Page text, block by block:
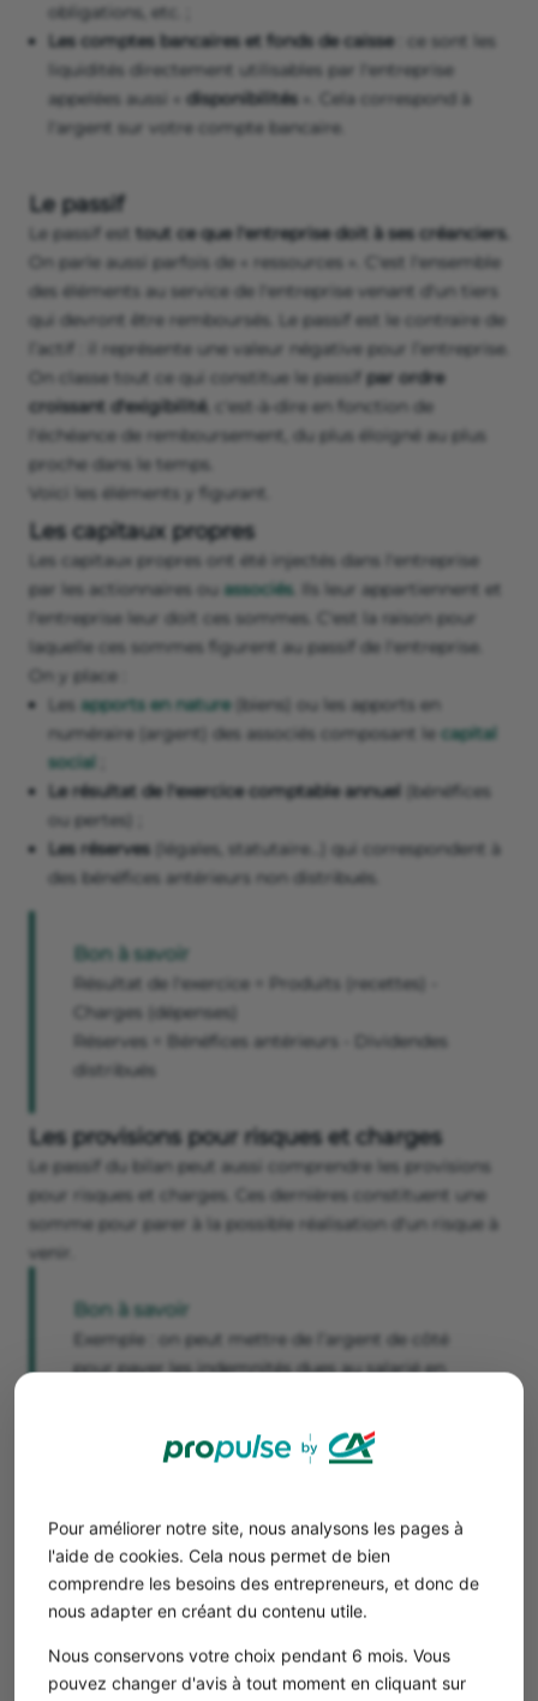
Pour améliorer notre site, nous analysons les pages à
l'aide de cookies. Cela nous permet de bien
comprendre les besoins des entrepreneurs, et donc de
nous adapter en créant du contenu utile.
Nous conservons votre choix pendant 6 mois. Vous
pouvez changer d'avis à tout moment en cliquant sur
obligations, etc. ;
Les comptes bancaires et fonds de caisse
: ce sont les
liquidités directement utilisables par l'entreprise
appelées aussi « disponibilités ». Cela correspond à
l'argent sur votre compte bancaire.
Le passif
Le passif est tout ce que l'entreprise doit à ses créanciers.
On parle aussi parfois de « ressources ». C'est l'ensemble
des éléments au service de l'entreprise venant d'un tiers
qui devront être remboursés. Le passif est le contraire de
l’actif : il représente une valeur négative pour l’entreprise.
On classe tout ce qui constitue le passif par ordre
croissant d'exigibilité, c'est-à-dire en fonction de
l'échéance de remboursement, du plus éloigné au plus
proche dans le temps.
Voici les éléments y figurant.
Les capitaux propres
Les capitaux propres ont été injectés dans l'entreprise
par les actionnaires ou associés. Ils leur appartiennent et
l'entreprise leur doit ces sommes. C'est la raison pour
laquelle ces sommes figurent au passif de l'entreprise.
On y place :
Les apports en nature(biens) ou les apports en
numéraire (argent) des associés composant le capital
social
Le résultat de l'exercice comptable annuel (bénéfices
ou pertes) ;
Les réserves
(légales, statutaire…) qui correspondent à
des bénéfices antérieurs non distribués.
Bon à savoir
Résultat de l'exercice = Produits (recettes) -
Charges (dépenses)
Réserves = Bénéfices antérieurs - Dividendes
distribués
Les provisions pour risques et charges
Le passif du bilan peut aussi comprendre les provisions
pour risques et charges. Ces dernières constituent une
somme pour parer à la possible réalisation d'un risque à
venir.
Bon à savoir
Exemple : on peut mettre de l’argent de côté
pour payer les indemnités dues au salarié en
Il existe 3 types de dettes :
Les dettes financières : ce sont les dettes issues des
emprunts bancaires qui ont pour but de financer
l'entreprise.
acheter des marchandises à des fournisseurs qu'elle
devra ensuite payer sous différents délais. Les dettes